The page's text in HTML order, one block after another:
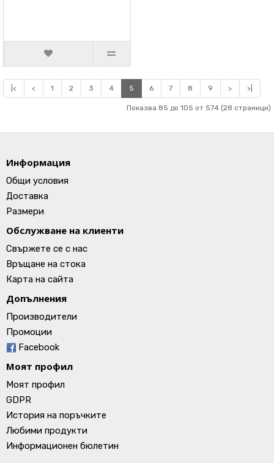
|< < 1 2 3 4 5 6 7 8 9 > >|
Показва 85 до 105 от 574 (28 страници)
Информация
Общи условия
Доставка
Размери
Обслужване на клиенти
Свържете се с нас
Връщане на стока
Карта на сайта
Допълнения
Производители
Промоции
Facebook
Моят профил
Моят профил
GDPR
История на поръчките
Любими продукти
Информационен бюлетин